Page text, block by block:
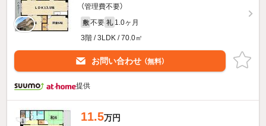
（管理費不要）
敷 不要 礼 1.0ヶ月
3階 / 3LDK / 70.0㎡
お問い合わせ （無料）
提供
11.5万円